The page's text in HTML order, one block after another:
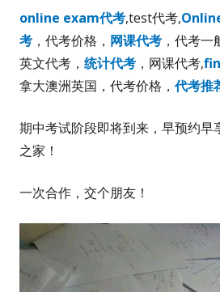
online exam代考,test代考,
考 ，代考价格， 网课代考 ，代考一
英文代考， 统计代考 ，网课代考,
拿大澳洲英国，代考价格，代考推
期中考试阶段即将到来，早预约早
之家！
一次合作，交个朋友！